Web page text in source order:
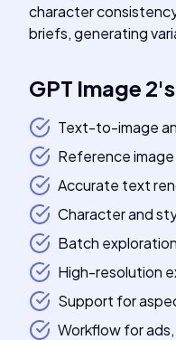
character
briefs, generating
GPT Image 2's
Text-to-image
Reference
Accurate text
Character and
Batch
High-resolution
Support for
Workflow for